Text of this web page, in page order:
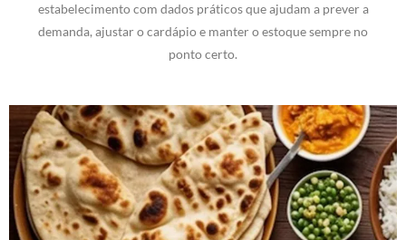
estabelecimento com dados práticos que ajudam a prever a
demanda, ajustar o cardápio e manter o estoque sempre no
ponto certo.